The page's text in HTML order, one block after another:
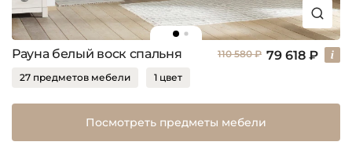
Рауна белый воск спальня 110 580 ₽ 79 618 ₽
27 предметов мебели 1 цвет
Посмотреть предметы мебели